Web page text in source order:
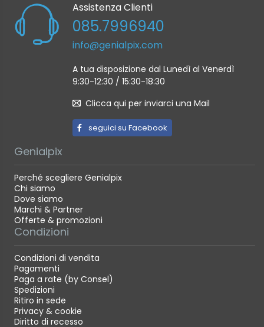
Piattaforma Smart webOS 22
HbbTV ((Hybrid broadcast broadband TV)
Web Browser Si
Launcher Sì (Home)
Quick Start Si
AirPlay Sì
Screen Share Sì (Miracast, WiDi)
Caratteristiche
Modalità immagini
Vivid, Standard, Eco (APS), Cinema, Sports,
Game Optimizer, FILMMAKER MODE, Expert (Bright
space, daytime), Expert (Dark space, night)
Caratteristiche speciali
Bluetooth Audio Sì
Assistenza Clienti
085.7996940
info@genialpix.com
A tua disposizione dal Lunedì al Venerdì
9:30-12:30 / 15:30-18:30
Clicca qui per inviarci una Mail
seguici su Facebook
Genialpix
Perché scegliere Genialpix
Chi siamo
Dove siamo
Marchi & Partner
Offerte & promozioni
Condizioni
Condizioni di vendita
Pagamenti
Paga a rate (by Consel)
Spedizioni
Ritiro in sede
Privacy & cookie
Diritto di recesso